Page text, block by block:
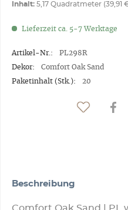
Inhalt: 5,17 Quadratmeter (39,91
Lieferzeit ca. 5-7 Werktage
Artikel-Nr.:
PL298R
Dekor:
Comfort Oak Sand
Paketinhalt (Stk.):
20
Beschreibung